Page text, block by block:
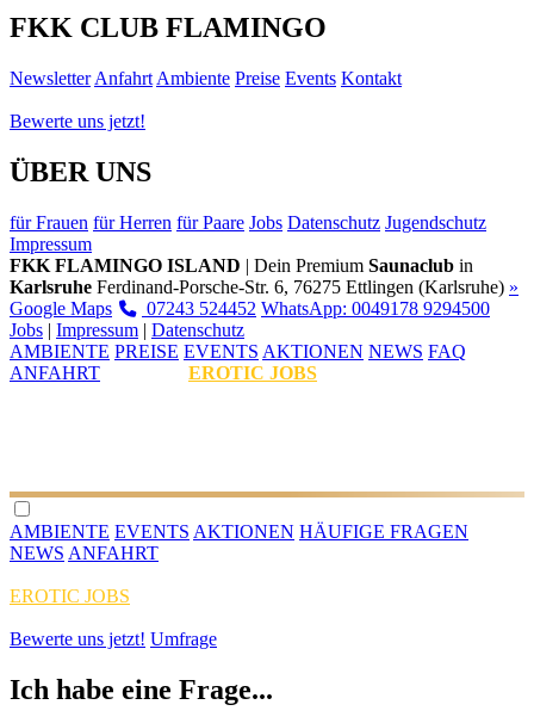
FKK CLUB FLAMINGO
Newsletter Anfahrt Ambiente Preise Events Kontakt
Bewerte uns jetzt!
ÜBER UNS
für Frauen für Herren für Paare Jobs Datenschutz Jugendschutz
Impressum
FKK FLAMINGO ISLAND | Dein Premium Saunaclub in
Karlsruhe Ferdinand-Porsche-Str. 6, 76275 Ettlingen (Karlsruhe) »
Google Maps
07243 524452 WhatsApp: 0049178 9294500
Jobs | Impressum | Datenschutz
AMBIENTE PREISE EVENTS AKTIONEN NEWS FAQ
ANFAHRT
EROTIC JOBS
AMBIENTE EVENTS AKTIONEN HÄUFIGE FRAGEN
NEWS ANFAHRT
EROTIC JOBS
Bewerte uns jetzt! Umfrage
Ich habe eine Frage...